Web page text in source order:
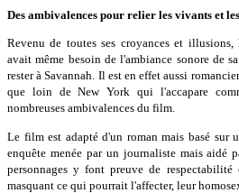
Des ambivalences pour relier les vivants et
Revenu de toutes ses croyances et
avait même besoin de l'ambiance sonore de
rester à Savannah. Il est en effet aussi
que loin de New York qui l'accapare
nombreuses ambivalences du film.
Le film est adapté d'un roman mais basé sur
enquête menée par un journaliste mais aidé
personnages y font preuve de
masquant ce qui pourrait l'affecter, leur